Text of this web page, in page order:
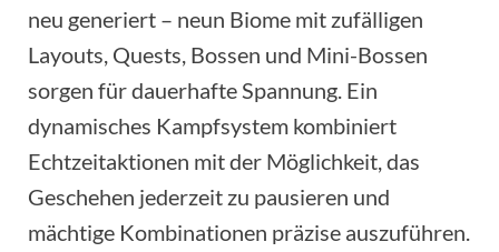
neu generiert – neun Biome mit zufälligen
Layouts, Quests, Bossen und Mini-Bossen
sorgen für dauerhafte Spannung. Ein
dynamisches Kampfsystem kombiniert
Echtzeitaktionen mit der Möglichkeit, das
Geschehen jederzeit zu pausieren und
mächtige Kombinationen präzise auszuführen.